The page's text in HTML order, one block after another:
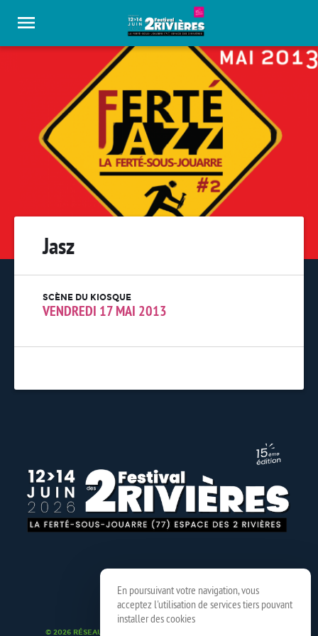
Jasz
SCÈNE DU KIOSQUE
VENDREDI 17 MAI 2013
© 2026 RÉSEAU SPEDIDAM
En poursuivant votre navigation, vous
acceptez l'utilisation de services tiers pouvant
installer des cookies